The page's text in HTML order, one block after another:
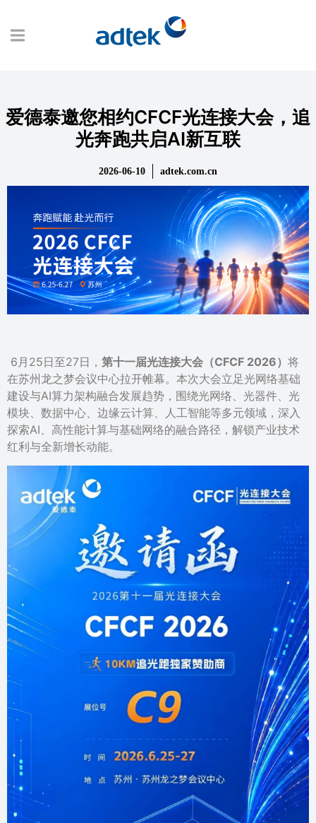
爱德泰邀您相约CFCF光连接大会，追
光奔跑共启AI新互联
2026-06-10 adtek.com.cn
6月25日至27日， 第十一届光连接大会 （CFCF 2026） 将
在苏州龙之梦会议中心拉开帷幕。本次大会立足光网络基础
建设与AI算力架构融合发展趋势，围绕光网络、光器件、光
模块、数据中心、边缘云计算、人工智能等多元领域，深入
探索AI、高性能计算与基础网络的融合路径，解锁产业技术
红利与全新增长动能。